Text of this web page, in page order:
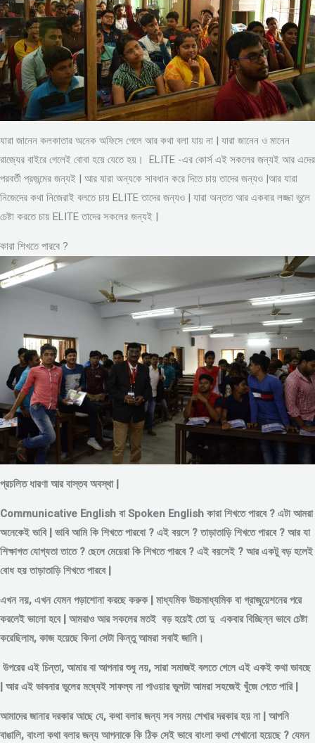
যারা জানেন কলকাতার অনেক অফিসে গেলে আর কথা বলা যায় না | যারা জানেন ও মানেন
রাজ্যের বাইরে গেলেই বোবা হয়ে যেতে হয়। ELITE -এর কোর্স এই সকলের জন্যই আর এদের
পরবর্তী প্রজন্মের জন্যই | আর যারা অন্যকে সাবধান করে দিতে চায় তাদের জন্যও |আর যারা
নিজেদের কথা নিজেরাই বলতে চায় ELITE তাদের জন্যও | যারা অন্তত আর একবার লজ্জা ভুলে
চেষ্টা করতে চায় ELITE তাদের সকলের জন্যই |
কারা শিখতে পারবে ?
প্রচলিত ধারণা আর বাস্তব অবস্থা |
Communicative English বা Spoken English কারা শিখতে পারবে ? এটা আমরা
অনেকেই ভাবি | ভাবি আমি কি শিখতে পারবো ? এই বয়সে ?তাড়াতাড়ি শিখতে পারবে ? আর যা
শিক্ষাগত যোগ্যতা তাতে ? ছেলে মেয়েরা কি শিখতে পারবে ? এই বয়সেই ? আর একটু বড় হলেই
বোধ হয় তাড়াতাড়ি শিখতে পারবে |
এখন নয়, এখন যেমন পড়াশোনা করছে করুক | মাধ্যমিক উচ্চমাধ্যমিক বা গ্রাজুয়েশনের পরে
করলেই ভালো হবে | আমরাও আর সকলের মতই বড় হয়েই তো দু একবার বিচ্ছিন্নভাবেচেষ্টা
করেছিলাম, কাজ হয়েছে কিনা সেটা কিন্তু আমরা সবাই জানি।
উপরের এই চিন্তা, আমার বা আপনার শুধু নয়, সারা সমাজই বলতে গেলে এই একই কথা ভাবছে
| আর এই ভাবনার ভুলের মধ্যেই সাফল্য না পাওয়ার ভুলটা আমরা সহজেই খুঁজে পেতে পারি |
আমাদের জানার দরকার আছে যে, কথা বলার জন্য সব সময় শেখার দরকার হয় না | আপনি
বাঙালি, বাংলা কথা বলার জন্য আপনাকে কি ঠিক সেই ভাবে বাংলা কথা শেখানো হয়েছে ? যেমন